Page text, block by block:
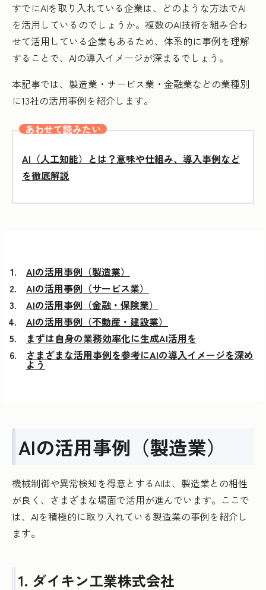
すでにAIを取り入れている企業は、どのような方法でAI
を活用しているのでしょうか。複数のAI技術を組み合わ
せて活用している企業もあるため、体系的に事例を理解
することで、AIの導入イメージが深まるでしょう。
本記事では、製造業・サービス業・金融業などの業種別
に13社の活用事例を紹介します。
あわせて読みたい
AI（人工知能）とは？意味や仕組み、導入事例など
を徹底解説
AIの活用事例（製造業）
AIの活用事例（サービス業）
AIの活用事例（金融・保険業）
AIの活用事例（不動産・建設業）
まずは自身の業務効率化に生成AI活用を
さまざまな活用事例を参考にAIの導入イメージを深め
よう
AIの活用事例（製造業）
機械制御や異常検知を得意とするAIは、製造業との相性
が良く、さまざまな場面で活用が進んでいます。ここで
は、AIを積極的に取り入れている製造業の事例を紹介し
ます。
1. ダイキン工業株式会社